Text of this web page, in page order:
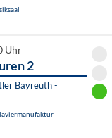
Uhr
2
Bayreuth -